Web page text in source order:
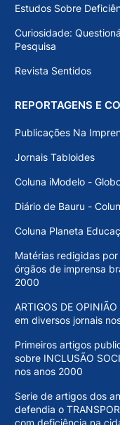
Estudos Sobre
Curiosidade:
Pesquisa
Revista Sentidos
REPORTAGENS E
Publicações Na
Jornais Tabloides
Coluna iModelo -
Diário de Bauru -
Coluna Planeta
Matérias redigidas
órgãos de imprensa
2000
ARTIGOS DE
em diversos jornais
Primeiros artigos
sobre INCLUSÃO
nos anos 2000
Serie de artigos dos
defendia o
com deficiência na